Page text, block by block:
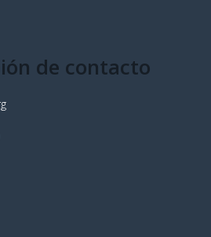
de contacto